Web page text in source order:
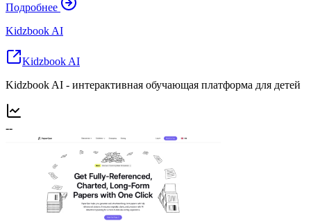
Подробнее
Kidzbook AI
Kidzbook AI
Kidzbook AI - интерактивная обучающая платформа для детей
--